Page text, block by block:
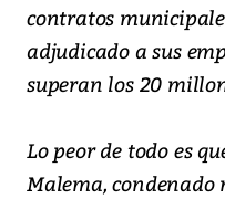
contratos
adjudicado a sus
superan los 20
Lo peor de todo es
Malema, condenado